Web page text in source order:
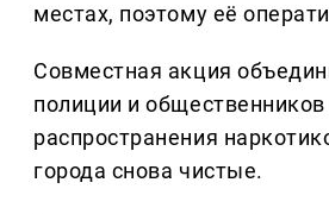
местах, поэтому её
Совместная акция
полиции и общественников
распространения
города снова чистые.